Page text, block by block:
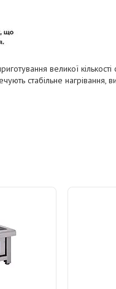
великої кількості
стабільне нагрівання,